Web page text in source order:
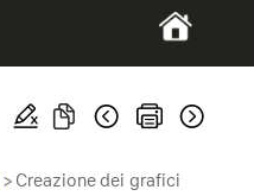
> Creazione dei grafici